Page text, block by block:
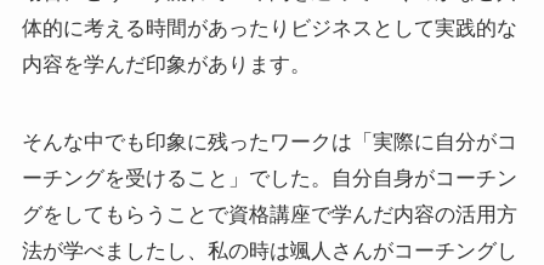
体的に考える時間があったりビジネスとして実践的な
内容を学んだ印象があります。
そんな中でも印象に残ったワークは「実際に自分がコ
ーチングを受けること」でした。自分自身がコーチン
グをしてもらうことで資格講座で学んだ内容の活用方
法が学べましたし、私の時は颯人さんがコーチングし